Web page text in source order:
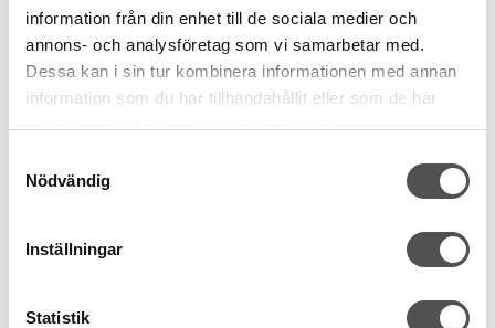
information från din enhet till de sociala medier och
annons- och analysföretag som vi samarbetar med.
Dessa kan i sin tur kombinera informationen med annan
information som du har tillhandahållit eller som de har
Nödvändig
Inställningar
Statistik
6 trådar
8 meter
100% rayon
färgbeständig
satin finish
32 kr
KÖP
8 meter
100% rayon
satin finish
26 kr